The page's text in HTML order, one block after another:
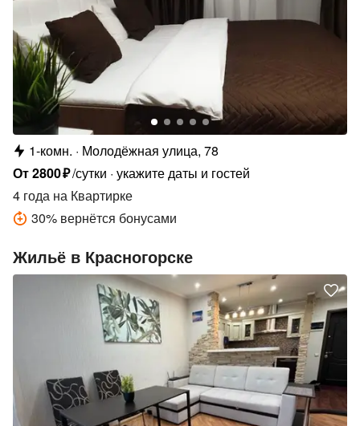
1-комн.
Молодёжная улица, 78
От2800₽/сутки укажите даты и гостей
4 года на Квартирке
30% вернётся бонусами
Жильё в Красногорске